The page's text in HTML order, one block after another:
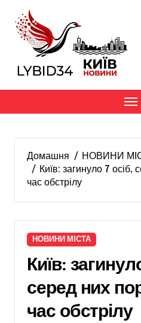
вмісту
Домашня
НОВИНИ
Київ: загинуло 7 осіб,
час обстрілу
НОВИНИ МІСТА
Київ:
серед них
час обстрілу